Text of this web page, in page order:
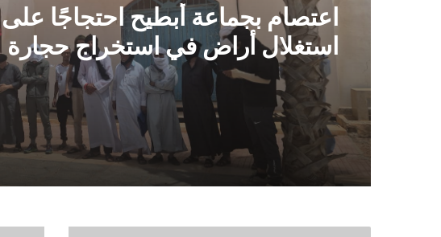
اعتصام بجماعة أبطيح احتجاجًا على
استغلال أراضٍ في استخراج حجارة
الزينة